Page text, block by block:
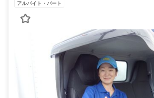
アルバイト・パート